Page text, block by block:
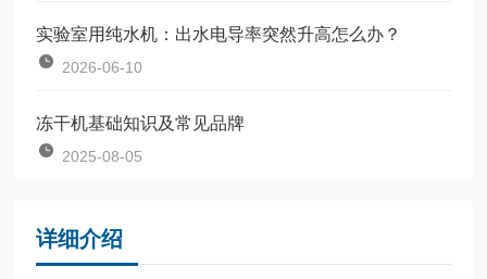
实验室用纯水机：出水电导率突然升高怎么办？
2026-06-10
冻干机基础知识及常见品牌
2025-08-05
详细介绍